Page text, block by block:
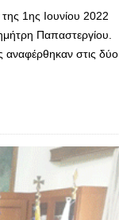
1ης Ιουνίου 2022
Παπαστεργίου.
αναφέρθηκαν στις δύο